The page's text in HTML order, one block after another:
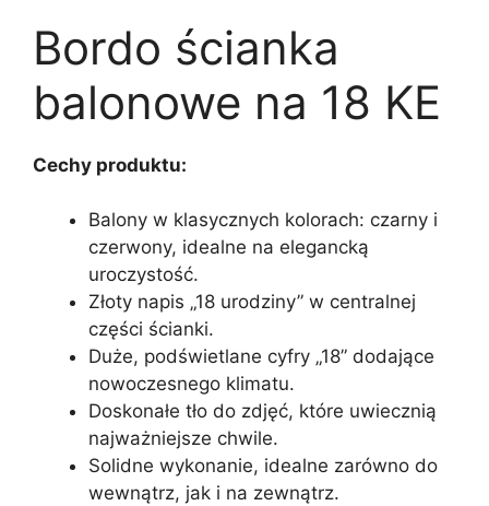
Bordo ścianka
balonowe na 18 KE
Cechy produktu:
Balony w klasycznych kolorach: czarny i
czerwony, idealne na elegancką
uroczystość.
Złoty napis „18 urodziny” w centralnej
części ścianki.
Duże, podświetlane cyfry „18” dodające
nowoczesnego klimatu.
Doskonałe tło do zdjęć, które uwiecznią
najważniejsze chwile.
Solidne wykonanie, idealne zarówno do
wewnątrz, jak i na zewnątrz.